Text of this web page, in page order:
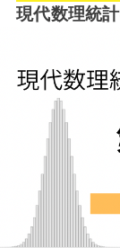
現代数理統